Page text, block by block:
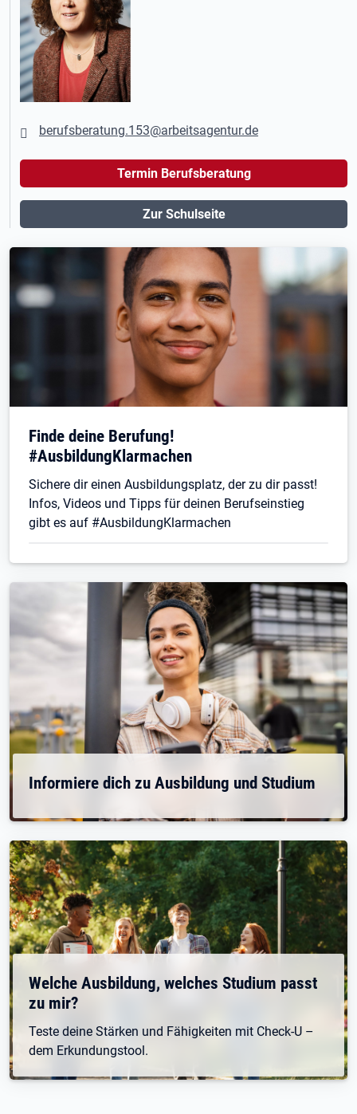
berufsberatung.153@arbeitsagentur.de
Termin Berufsberatung
Zur Schulseite
Finde deine Berufung!
#AusbildungKlarmachen
Sichere dir einen Ausbildungsplatz, der zu dir passt!
Infos, Videos und Tipps für deinen Berufseinstieg
gibt es auf #AusbildungKlarmachen
Informiere dich zu Ausbildung und Studium
Welche Ausbildung, welches Studium passt
zu mir?
Teste deine Stärken und Fähigkeiten mit Check-U –
dem Erkundungstool.